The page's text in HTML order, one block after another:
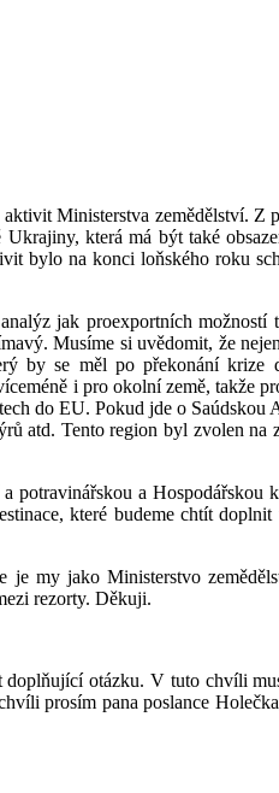
Ministerstva zemědělství.
která má být také
bylo na konci loňského roku
jak proexportních
Musíme si uvědomit, že
by se měl po překonání krize
i pro okolní země, takže
do EU. Pokud jde o
atd. Tento region byl zvolen
a Hospodářskou
které budeme chtít
my jako Ministerstvo
rezorty. Děkuji.
otázku. V tuto chvíli
prosím pana poslance